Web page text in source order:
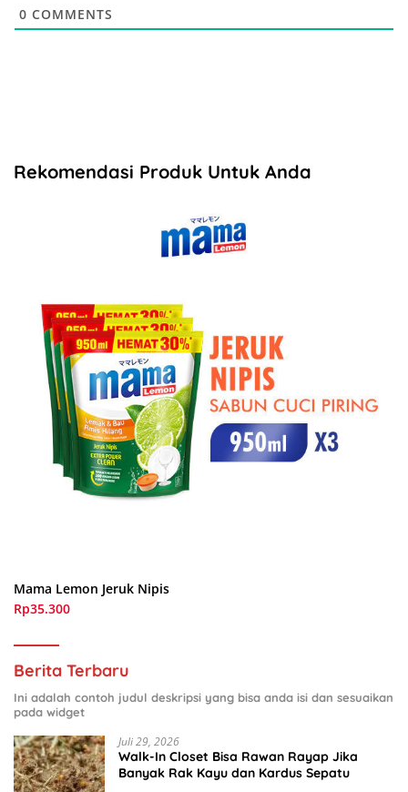
0 COMMENTS
Rekomendasi Produk Untuk Anda
Mama Lemon Jeruk Nipis
Rp35.300
Berita Terbaru
Ini adalah contoh judul deskripsi yang bisa anda isi dan sesuaikan
pada widget
Juli 29, 2026
Walk-In Closet Bisa Rawan Rayap Jika
Banyak Rak Kayu dan Kardus Sepatu